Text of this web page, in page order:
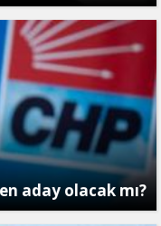
aday olacak mı?